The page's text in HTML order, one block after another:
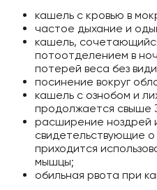
кашель с кровью в
частое дыхание и
кашель,
потоотделением в
потерей веса без
посинение вокруг
кашель с ознобом и
продолжается свыше
расширение ноздрей
свидетельствующие
приходится
мышцы;
обильная рвота при